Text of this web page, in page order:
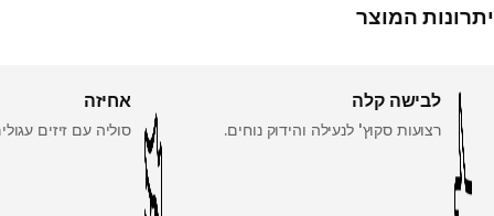
יתרונות המוצר
לבישה קלה
רצועות סקוץ' לנעילה והידוק נוחים.
אחיזה
סוליה עם זיזים